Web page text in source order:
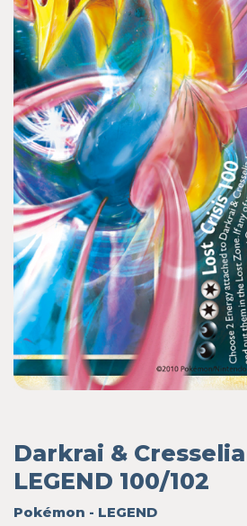
Darkrai & Cresselia
LEGEND 100/102
Pokémon - LEGEND